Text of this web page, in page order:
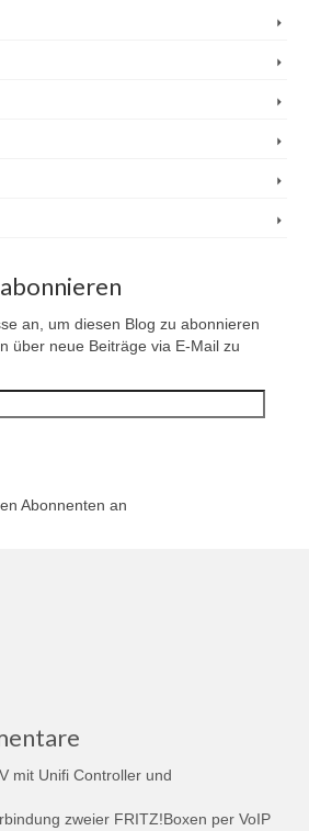
an, um diesen Blog zu abonnieren
über neue Beiträge via E-Mail zu
Abonnenten an
mit Unifi Controller und
zweier FRITZ!Boxen per VoIP